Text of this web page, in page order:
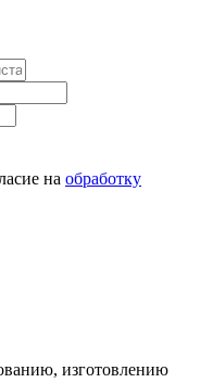
на обработку
изготовлению